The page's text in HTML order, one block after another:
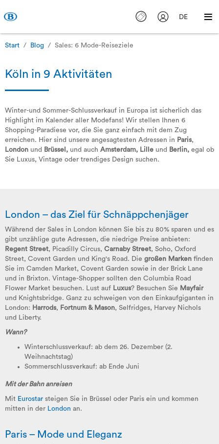
DE
Start Blog Sales: 6 Mode-Reiseziele
Köln in 9 Aktivitäten
Winter-und Sommer-Schlussverkauf in Europa ist sicherlich das
Highlight im Kalender aller Modefans! Wir stellen Ihnen 6
Shopping-Paradiese vor, die Sie ganz einfach mit dem Zug
erreichen. Hier sind unsere angesagtesten Adressen in Paris,
London und Brüssel, und auch Amsterdam, Lille und Berlin, egal ob
Sie Luxus, Vintage oder trendiges Design suchen.
London – das Ziel für Schnäppchenjäger
Während der Sales in London können Sie bis zu 80% sparen und es
gibt unzählige gute Adressen, die niedrige Preise anbieten:
Regent Street, Picadilly Circus, Carnaby Street, Soho, Oxford
Street, Covent Garden und King's Road. Die großen Marken finden
Sie im Camden Market, Covent Garden sowie in der Brick Lane
und in Brixton. Vintage-Shopper sollten den Columbia Road
Flower Market besuchen. Lust auf Luxus? Besuchen Sie Mayfair
und Knightsbridge. Ganz zu schweigen von den Einkaufgiganten in
London: Harrods, Fortnum & Mason, Selfridges, Harvey Nichols
und Liberty.
Wann?
Winterschlussverkauf: ab dem 26. Dezember (2.
Weihnachtstag)
Sommerschlussverkauf: ab Ende Juni
Mit der Bahn anreisen
Mit Eurostar steigen Sie in Brüssel oder Paris ein und kommen
mitten in der London an.
Paris – Mode und Eleganz